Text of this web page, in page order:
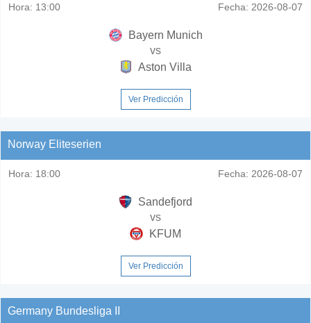
Hora: 13:00 Fecha: 2026-08-07
Bayern Munich
vs
Aston Villa
Ver Predicción
Norway Eliteserien
Hora: 18:00 Fecha: 2026-08-07
Sandefjord
vs
KFUM
Ver Predicción
Germany Bundesliga II